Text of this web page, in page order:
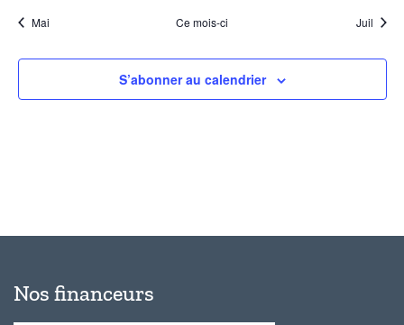
Mai Ce mois-ci Juil
S’abonner au calendrier
Nos financeurs